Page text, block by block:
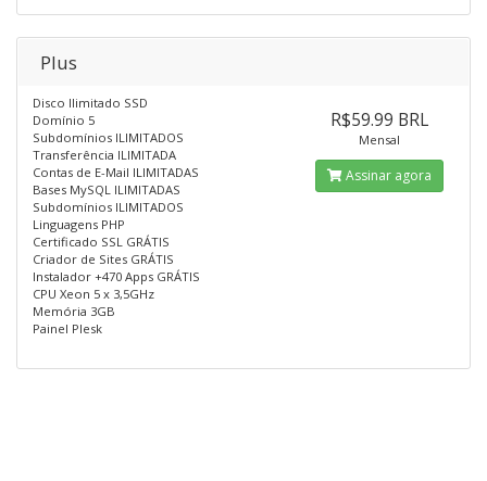
Plus
Disco Ilimitado SSD
Domínio 5
Subdomínios ILIMITADOS
Transferência ILIMITADA
Contas de E-Mail ILIMITADAS
Bases MySQL ILIMITADAS
Subdomínios ILIMITADOS
Linguagens PHP
Certificado SSL GRÁTIS
Criador de Sites GRÁTIS
Instalador +470 Apps GRÁTIS
CPU Xeon 5 x 3,5GHz
Memória 3GB
Painel Plesk
R$59.99 BRL
Mensal
Assinar agora